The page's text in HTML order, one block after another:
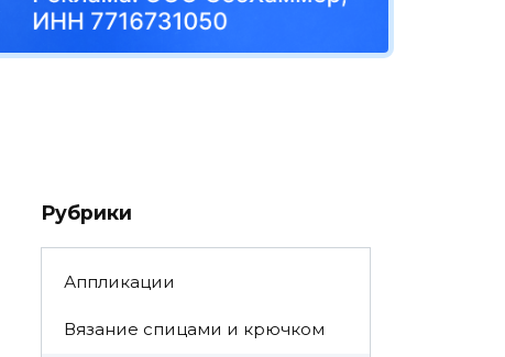
Рубрики
Аппликации
Вязание спицами и крючком